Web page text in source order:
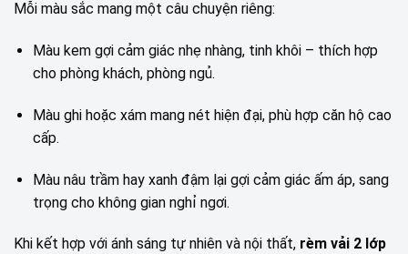
Mỗi màu sắc mang một câu chuyện riêng:
Màu kem gợi cảm giác nhẹ nhàng, tinh khôi – thích hợp
cho phòng khách, phòng ngủ.
Màu ghi hoặc xám mang nét hiện đại, phù hợp căn hộ cao
cấp.
Màu nâu trầm hay xanh đậm lại gợi cảm giác ấm áp, sang
trọng cho không gian nghỉ ngơi.
Khi kết hợp với ánh sáng tự nhiên và nội thất, rèm vải 2 lớp